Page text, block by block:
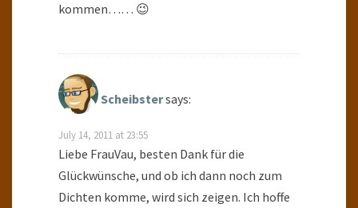
kommen…… 😉
Scheibstersays:
July 14, 2011 at 23:55
Liebe FrauVau, besten Dank für die
Glückwünsche, und ob ich dann noch zum
Dichten komme, wird sich zeigen. Ich hoffe